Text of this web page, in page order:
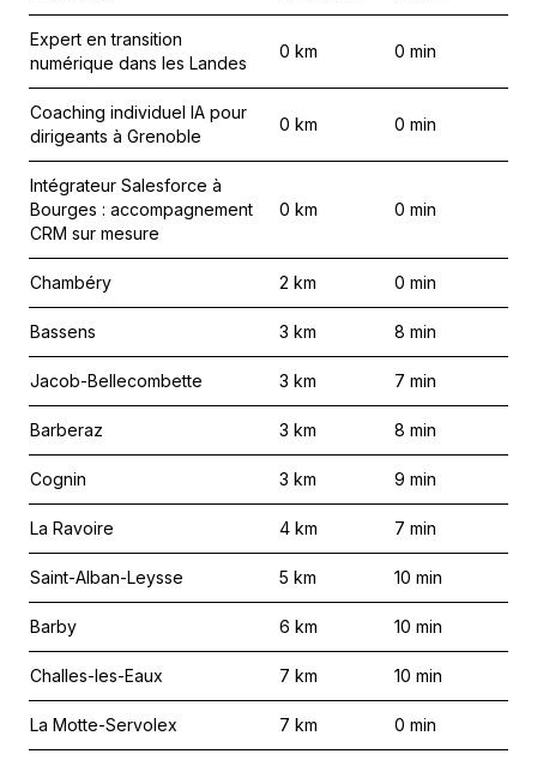
Expert en transition
numérique dans les Landes
0 km 0 min
Coaching individuel IA pour
dirigeants à Grenoble
0 km 0 min
Intégrateur Salesforce à
Bourges : accompagnement
CRM sur mesure
0 km 0 min
Chambéry 2 km 0 min
Bassens 3 km 8 min
Jacob-Bellecombette 3 km 7 min
Barberaz 3 km 8 min
Cognin 3 km 9 min
La Ravoire 4 km 7 min
Saint-Alban-Leysse 5 km 10 min
Barby 6 km 10 min
Challes-les-Eaux 7 km 10 min
La Motte-Servolex 7 km 0 min